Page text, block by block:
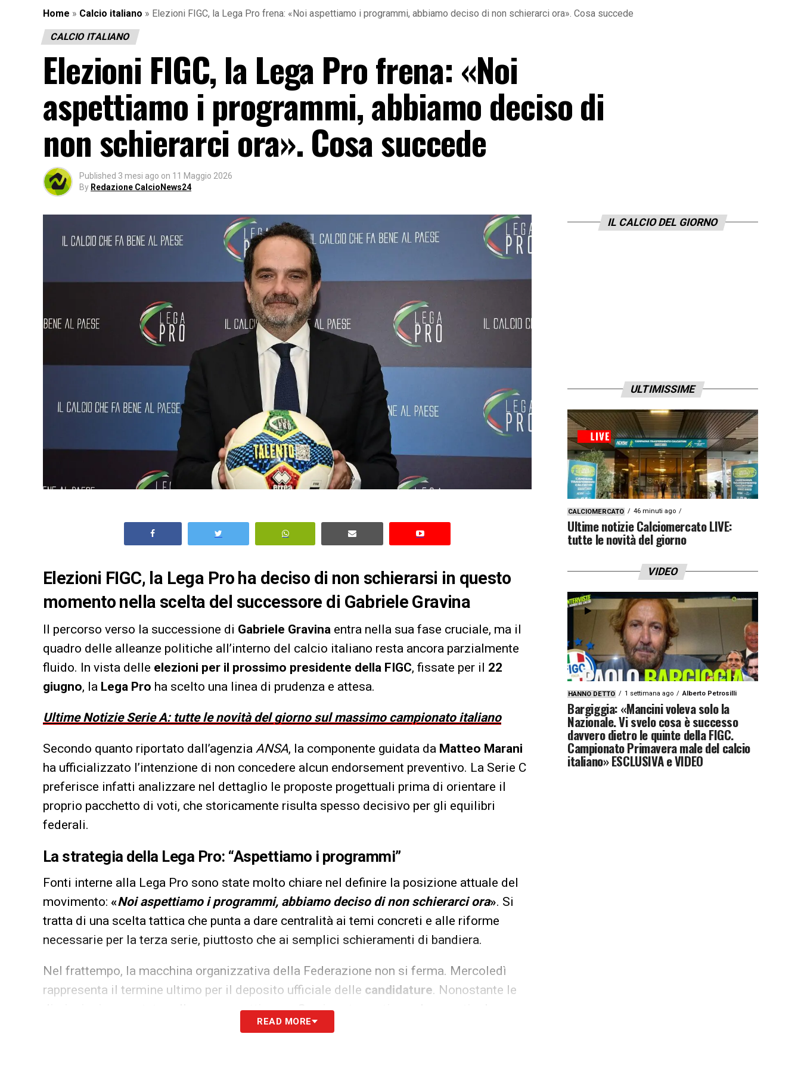
Home » Calcio italiano » Elezioni FIGC, la Lega Pro frena: «Noi aspettiamo i programmi, abbiamo deciso di non schierarci ora». Cosa succede
CALCIO ITALIANO
Elezioni FIGC, la Lega Pro frena: «Noi
aspettiamo i programmi, abbiamo deciso di
non schierarci ora». Cosa succede
Published 3 mesi ago on 11 Maggio 2026
By Redazione CalcioNews24
Elezioni FIGC, la Lega Pro ha deciso di non schierarsi in questo
momento nella scelta del successore di Gabriele Gravina
Il percorso verso la successione di Gabriele Gravina entra nella sua fase cruciale, ma il
quadro delle alleanze politiche all’interno del calcio italiano resta ancora parzialmente
fluido. In vista delle elezioni per il prossimo presidente della FIGC, fissate per il 22
giugno, la Lega Pro ha scelto una linea di prudenza e attesa.
Ultime Notizie Serie A: tutte le novità del giorno sul massimo campionato italiano
Secondo quanto riportato dall’agenzia ANSA, la componente guidata da Matteo Marani
ha ufficializzato l’intenzione di non concedere alcun endorsement preventivo. La Serie C
preferisce infatti analizzare nel dettaglio le proposte progettuali prima di orientare il
proprio pacchetto di voti, che storicamente risulta spesso decisivo per gli equilibri
federali.
La strategia della Lega Pro: “Aspettiamo i programmi”
Fonti interne alla Lega Pro sono state molto chiare nel definire la posizione attuale del
movimento: «Noi aspettiamo i programmi, abbiamo deciso di non schierarci ora». Si
tratta di una scelta tattica che punta a dare centralità ai temi concreti e alle riforme
necessarie per la terza serie, piuttosto che ai semplici schieramenti di bandiera.
Nel frattempo, la macchina organizzativa della Federazione non si ferma. Mercoledì
rappresenta il termine ultimo per il deposito ufficiale delle candidature. Nonostante le
dimissioni presentate nelle scorse settimane, Gravina sta continuando a gestire le
attività ordinarie in regime di prorogatio, garantendo la continuità amministrativa fino al
READ MORE
IL CALCIO DEL GIORNO
ULTIMISSIME
CALCIOMERCATO 46 minuti ago
Ultime notizie Calciomercato LIVE:
tutte le novità del giorno
VIDEO
HANNO DETTO 1 settimana ago Alberto Petrosilli
Bargiggia: «Mancini voleva solo la
Nazionale. Vi svelo cosa è successo
davvero dietro le quinte della FIGC.
Campionato Primavera male del calcio
italiano» ESCLUSIVA e VIDEO